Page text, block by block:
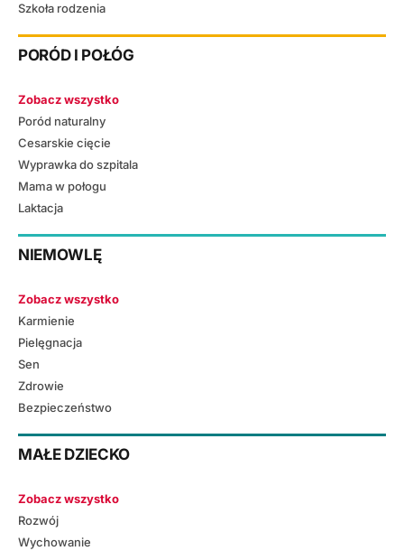
Szkoła rodzenia
PORÓD I POŁÓG
Zobacz wszystko
Poród naturalny
Cesarskie cięcie
Wyprawka do szpitala
Mama w połogu
Laktacja
NIEMOWLĘ
Zobacz wszystko
Karmienie
Pielęgnacja
Sen
Zdrowie
Bezpieczeństwo
MAŁE DZIECKO
Zobacz wszystko
Rozwój
Wychowanie